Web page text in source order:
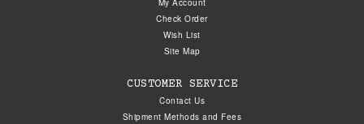
My Account
Check Order
Wish List
Site Map
CUSTOMER SERVICE
Contact Us
Shipment Methods and Fees